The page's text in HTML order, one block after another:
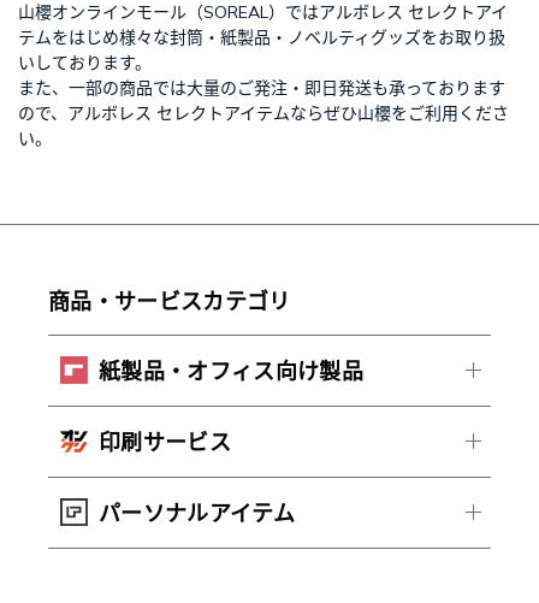
山櫻オンラインモール（SOREAL）ではアルボレス セレクトアイ
テムをはじめ様々な封筒・紙製品・ノベルティグッズをお取り扱
いしております。
また、一部の商品では大量のご発注・即日発送も承っております
ので、アルボレス セレクトアイテムならぜひ山櫻をご利用くださ
い。
商品・サービスカテゴリ
紙製品・オフィス向け製品
印刷サービス
パーソナルアイテム